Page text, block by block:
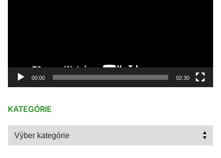
00:00 02:30
KATEGÓRIE
Kategórie